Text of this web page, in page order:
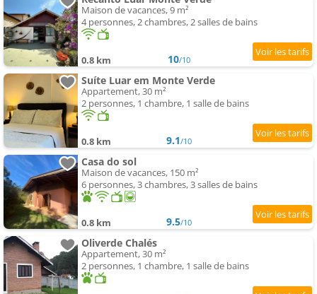
Maison de vacances, 9 m²
4 personnes, 2 chambres, 2 salles de bains
0.8 km 10/10
Suíte Luar em Monte Verde
Appartement, 30 m²
2 personnes, 1 chambre, 1 salle de bains
0.8 km 9.1/10
Casa do sol
Maison de vacances, 150 m²
6 personnes, 3 chambres, 3 salles de bains
0.8 km 9.5/10
Oliverde Chalés
Appartement, 30 m²
2 personnes, 1 chambre, 1 salle de bains